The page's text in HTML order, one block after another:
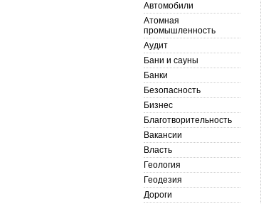
Автомобили
Атомная
промышленность
Аудит
Бани и сауны
Банки
Безопасность
Бизнес
Благотворительность
Вакансии
Власть
Геология
Геодезия
Дороги